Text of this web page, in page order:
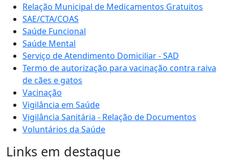
Relação Municipal de Medicamentos Gratuitos
SAE/CTA/COAS
Saúde Funcional
Saúde Mental
Serviço de Atendimento Domiciliar - SAD
Termo de autorização para vacinação contra raiva
de cães e gatos
Vacinação
Vigilância em Saúde
Vigilância Sanitária - Relação de Documentos
Voluntários da Saúde
Links em destaque